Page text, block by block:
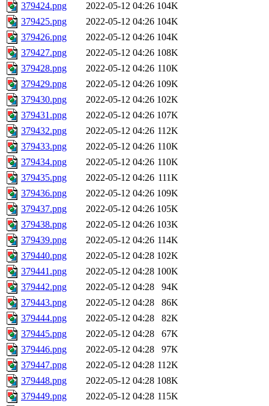
379424.png
2022-05-12 04:26 104K
379425.png
2022-05-12 04:26 104K
379426.png
2022-05-12 04:26 104K
379427.png
2022-05-12 04:26 108K
379428.png
2022-05-12 04:26 110K
379429.png
2022-05-12 04:26 109K
379430.png
2022-05-12 04:26 102K
379431.png
2022-05-12 04:26 107K
379432.png
2022-05-12 04:26 112K
379433.png
2022-05-12 04:26 110K
379434.png
2022-05-12 04:26 110K
379435.png
2022-05-12 04:26 111K
379436.png
2022-05-12 04:26 109K
379437.png
2022-05-12 04:26 105K
379438.png
2022-05-12 04:26 103K
379439.png
2022-05-12 04:26 114K
379440.png
2022-05-12 04:28 102K
379441.png
2022-05-12 04:28 100K
379442.png
2022-05-12 04:28
94K
379443.png
2022-05-12 04:28
86K
379444.png
2022-05-12 04:28
82K
379445.png
2022-05-12 04:28
67K
379446.png
2022-05-12 04:28
97K
379447.png
2022-05-12 04:28 112K
379448.png
2022-05-12 04:28 108K
379449.png
2022-05-12 04:28 115K